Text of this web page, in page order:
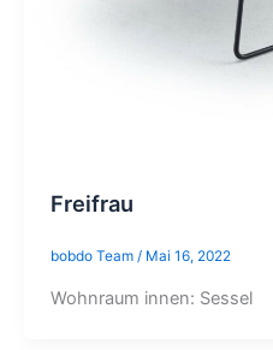
Freifrau
bobdo Team / Mai 16, 2022
Wohnraum innen: Sessel